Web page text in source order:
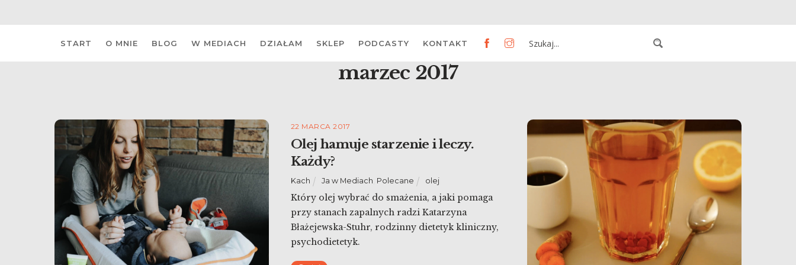
START O MNIE BLOG W MEDIACH DZIAŁAM SKLEP PODCASTY KONTAKT
marzec 2017
22 MARCA 2017
Olej hamuje starzenie i leczy.
Każdy?
Kach Ja w Mediach Polecane olej
Który olej wybrać do smażenia, a jaki pomaga
przy stanach zapalnych radzi Katarzyna
Błażejewska-Stuhr, rodzinny dietetyk kliniczny,
psychodietetyk.